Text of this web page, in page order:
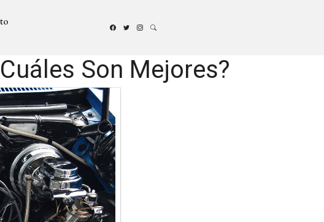
Son Mejores?